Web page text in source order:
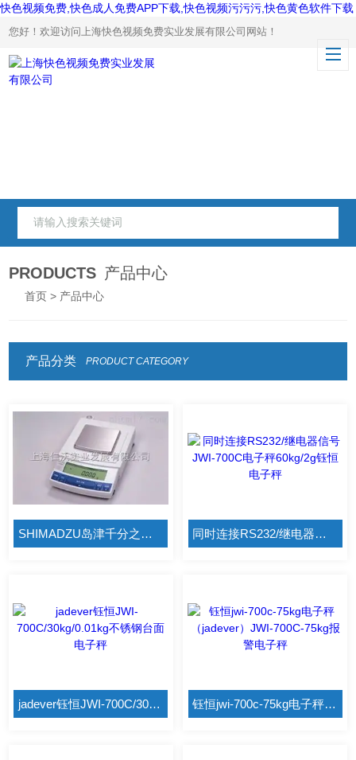
快色视频免费,快色成人免费APP下载,快色视频污污污,快色黄色软件下载
您好！欢迎访问上海快色视频免费实业发展有限公司网站！
PRODUCTS 产品中心
首页 > 产品中心
产品分类 PRODUCT CATEGORY
SHIMADZU岛津千分之一天平 日本UW1020/1000g/0.001g电脑通讯进口天平 同时连接RS232/继电器信号JWI-700C电子秤60kg/2g钰恒电子秤
jadever钰恒JWI-700C/30kg/0.01kg不锈钢台面电子秤 钰恒jwi-700c-75kg电子秤（jadever）JWI-700C-75kg报警电子秤